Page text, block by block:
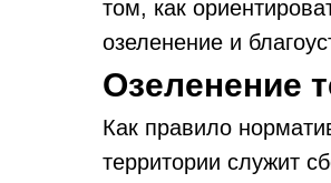
том, как
озеленение и
Озеленение
Как правило
территории служит